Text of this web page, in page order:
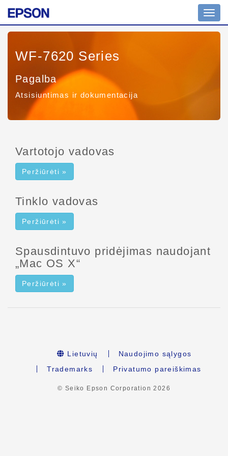
WF-7620 Series
Pagalba
Atsisiuntimas ir dokumentacija
Vartotojo vadovas
Peržiūrėti »
Tinklo vadovas
Peržiūrėti »
Spausdintuvo pridėjimas naudojant
„Mac OS X“
Peržiūrėti »
Lietuvių
Naudojimo sąlygos
Trademarks
Privatumo pareiškimas
© Seiko Epson Corporation2026